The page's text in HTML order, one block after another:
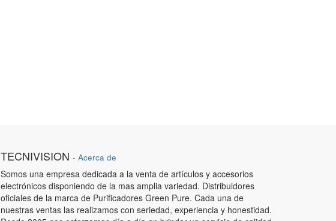
TECNIVISION - Acerca de
Somos una empresa dedicada a la venta de artículos y accesorios
electrónicos disponiendo de la mas amplia variedad. Distribuidores
oficiales de la marca de Purificadores Green Pure. Cada una de
nuestras ventas las realizamos con seriedad, experiencia y honestidad.